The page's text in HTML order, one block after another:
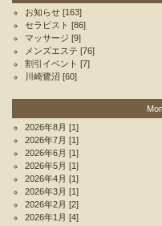
お知らせ [163]
セラピスト [86]
マッサージ [9]
メンズエステ [76]
割引イベント [7]
川崎鷺沼 [60]
2026年8月 [1]
2026年7月 [1]
2026年6月 [1]
2026年5月 [1]
2026年4月 [1]
2026年3月 [1]
2026年2月 [2]
2026年1月 [4]